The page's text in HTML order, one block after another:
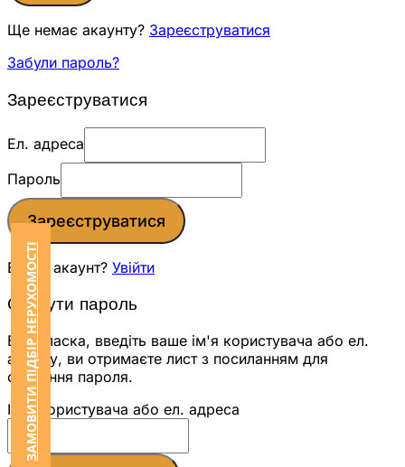
ЗАМОВИТИ ПІДБІР НЕРУХОМОСТІ
Ще немає акаунту? Зареєструватися
Забули пароль?
Зареєструватися
Ел. адреса
Пароль
Зареєструватися
Вже є акаунт? Увійти
Скинути пароль
Будь ласка, введіть ваше ім'я користувача або ел.
адресу, ви отримаєте лист з посиланням для
скидання пароля.
Ім'я користувача або ел. адреса